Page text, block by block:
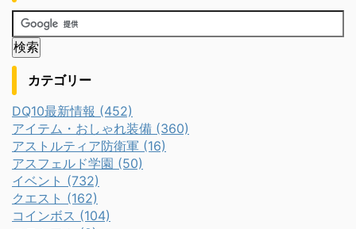
カテゴリー
DQ10最新情報 (452)
アイテム・おしゃれ装備 (360)
アストルティア防衛軍 (16)
アスフェルド学園 (50)
イベント (732)
クエスト (162)
コインボス (104)